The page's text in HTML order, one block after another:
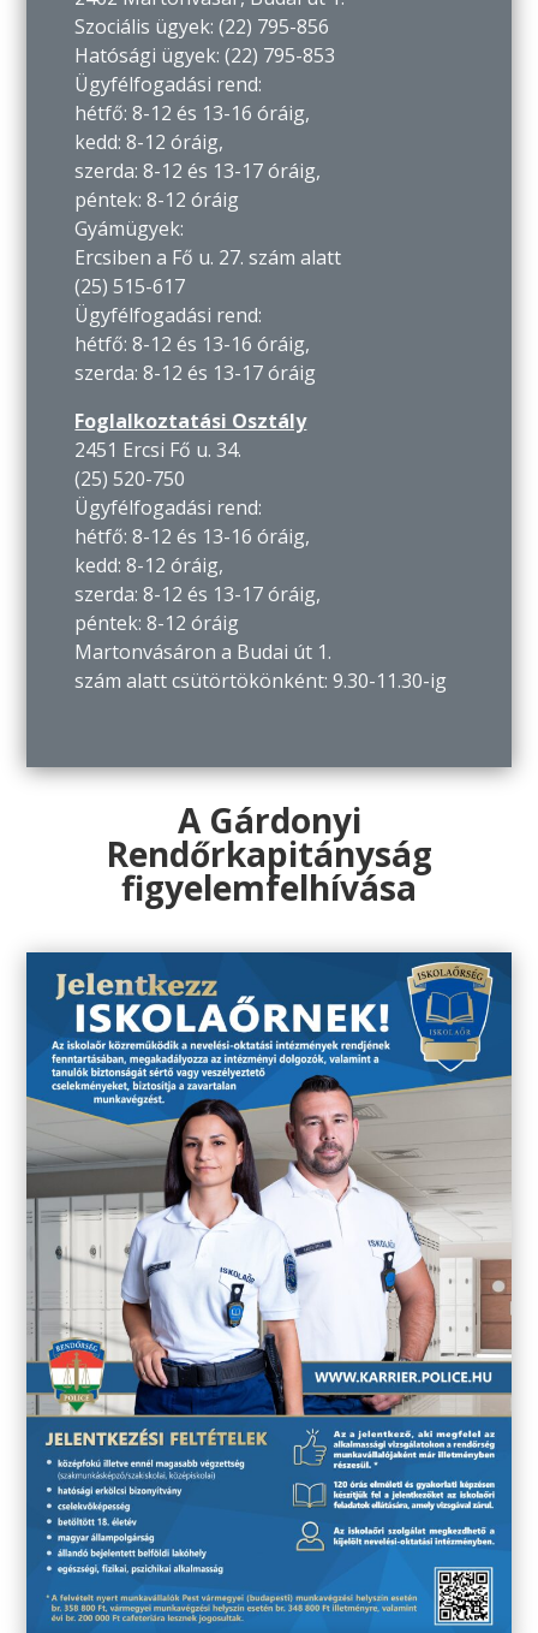
Szociális ügyek: (22) 795-856
Hatósági ügyek: (22) 795-853
Ügyfélfogadási rend:
hétfő: 8-12 és 13-16 óráig,
kedd: 8-12 óráig,
szerda: 8-12 és 13-17 óráig,
péntek: 8-12 óráig
Gyámügyek:
Ercsiben a Fő u. 27. szám alatt
(25) 515-617
Ügyfélfogadási rend:
hétfő: 8-12 és 13-16 óráig,
szerda: 8-12 és 13-17 óráig
Foglalkoztatási Osztály
2451 Ercsi Fő u. 34.
(25) 520-750
Ügyfélfogadási rend:
hétfő: 8-12 és 13-16 óráig,
kedd: 8-12 óráig,
szerda: 8-12 és 13-17 óráig,
péntek: 8-12 óráig
Martonvásáron a Budai út 1.
szám alatt csütörtökönként: 9.30-11.30-ig
A Gárdonyi
Rendőrkapitányság
figyelemfelhívása